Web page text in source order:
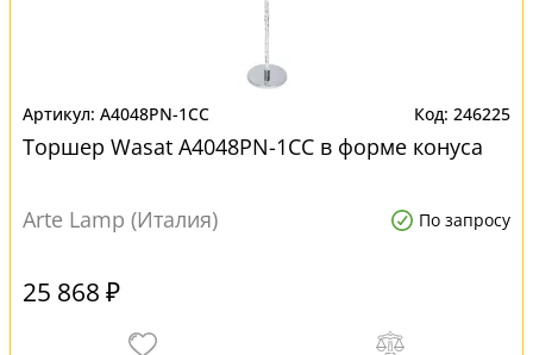
A4048PN-1CC 246225
Торшер Wasat A4048PN-1CC в форме конуса
Arte Lamp (Италия) По запросу
25 868 ₽